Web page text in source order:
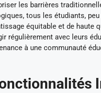
les barrières
tous les étudiants,
équitable et de haute
régulièrement avec leurs
à une communauté